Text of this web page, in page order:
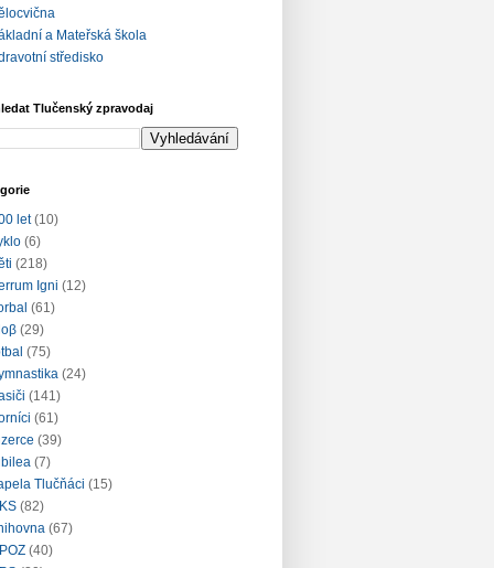
a Mateřská škola
středisko
Tlučenský zpravodaj
let (10)
(6)
(218)
Igni (12)
(61)
(29)
(75)
(24)
(141)
(61)
(39)
(7)
Tlučňáci (15)
(82)
(67)
(40)